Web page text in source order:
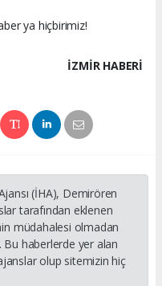
ya hiçbirimiz!
İZMIR HABERİ
(İHA), Demirören
tarafından eklenen
müdahalesi olmadan
Bu haberlerde yer alan
olup sitemizin hiç